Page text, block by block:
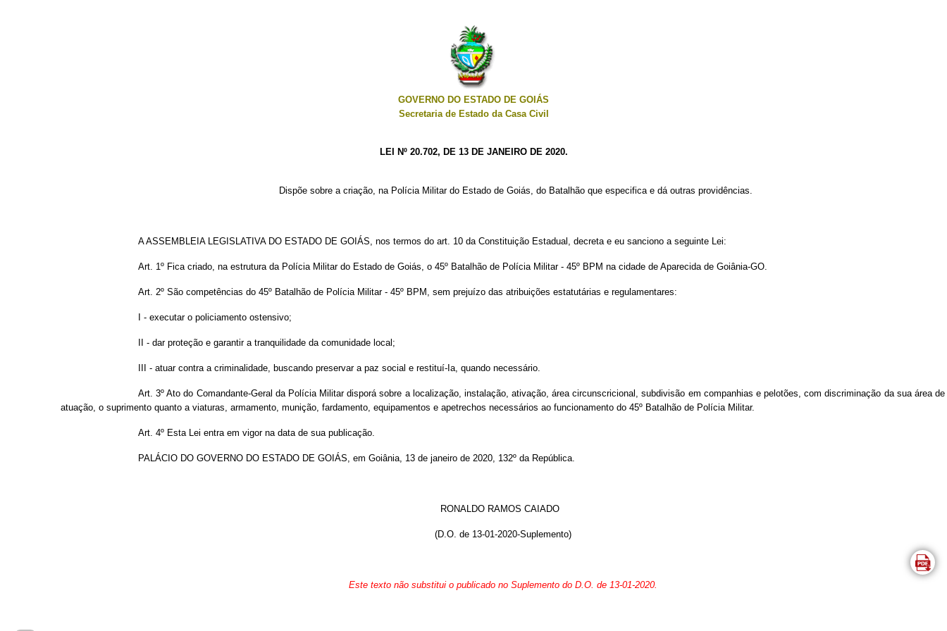
GOVERNO DO ESTADO DE GOIÁS
Secretaria de Estado da Casa Civil
LEI Nº 20.702, DE 13 DE JANEIRO DE 2020.
Dispõe sobre a criação, na Polícia Militar do Estado de Goiás, do Batalhão que especifica e dá outras providências.
A ASSEMBLEIA LEGISLATIVA DO ESTADO DE GOIÁS, nos termos do art. 10 da Constituição Estadual, decreta e eu sanciono a seguinte Lei:
Art. 1º Fica criado, na estrutura da Polícia Militar do Estado de Goiás, o 45º Batalhão de Polícia Militar - 45º BPM na cidade de Aparecida de Goiânia-GO.
Art. 2º São competências do 45º Batalhão de Polícia Militar - 45º BPM, sem prejuízo das atribuições estatutárias e regulamentares:
I - executar o policiamento ostensivo;
II - dar proteção e garantir a tranquilidade da comunidade local;
III - atuar contra a criminalidade, buscando preservar a paz social e restituí-Ia, quando necessário.
Art. 3º Ato do Comandante-Geral da Polícia Militar disporá sobre a localização, instalação, ativação, área circunscricional, subdivisão em companhias e pelotões, com discriminação da sua área de
atuação, o suprimento quanto a viaturas, armamento, munição, fardamento, equipamentos e apetrechos necessários ao funcionamento do 45º Batalhão de Polícia Militar.
Art. 4º Esta Lei entra em vigor na data de sua publicação.
PALÁCIO DO GOVERNO DO ESTADO DE GOIÁS, em Goiânia, 13 de janeiro de 2020, 132º da República.
RONALDO RAMOS CAIADO
(D.O. de 13-01-2020-Suplemento)
Este texto não substitui o publicado no Suplemento do D.O. de 13-01-2020.